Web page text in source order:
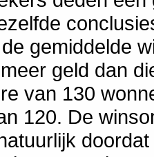
gemiddelde
geld dan
van 130
120. De